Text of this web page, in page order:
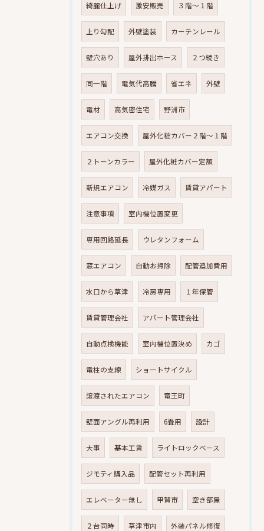
綺麗仕上げ 激安販売 ３階～１階
上り勾配 外壁塗装 カーテンレール
壁穴あり 屋外排出ホース ２つ続き
同一階 電気代高騰 省エネ 外壁
電材 高気密住宅 野洲市
エアコン交換 屋外化粧カバー２階～１階
２トーンカラー 屋外化粧カバー定額
新規エアコン 冷媒ガス 賃貸アパート
注意事項 室内機位置変更
専用回路延長 ウレタンフォーム
窓エアコン 自動お掃除 配管追加費用
水口から草津 冷房専用 １年保管
賃貸管理会社 アパート管理会社
自動点検機能 室内機位置決め カゴ
電柱の支線 ショートサイクル
譲渡されたエアコン 竜王町
壁面アングル再利用 6畳用 設計
大事 基本工賃 ライトロックベース
ジモティ購入品 配管セット再利用
エレベーター無し 甲賀市 空き部屋
２台同時 草津市内 外装パネル修復